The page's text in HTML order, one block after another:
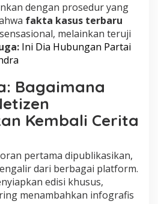
dengan prosedur yang
fakta kasus terbaru
melainkan teruji
Ini Dia Hubungan Partai
Bagaimana
Kembali Cerita
pertama dipublikasikan,
dari berbagai platform.
edisi khusus,
menambahkan infografis